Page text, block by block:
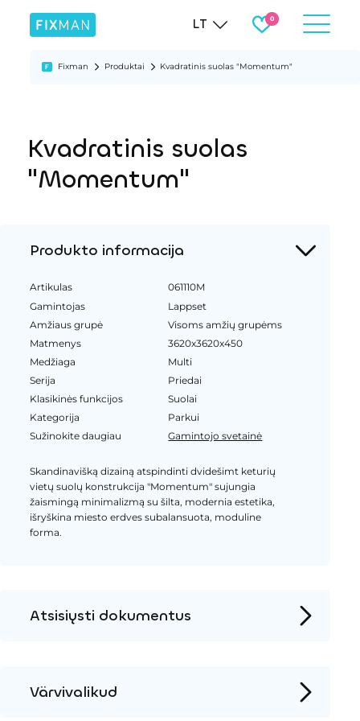
LT
Fixman Produktai Kvadratinis suolas "Momentum"
Kvadratinis suolas
"Momentum"
Produkto informacija
Artikulas
061110M
Gamintojas
Lappset
Amžiaus grupė
Visoms amžių grupėms
Matmenys
3620x3620x450
Medžiaga
Multi
Serija
Priedai
Klasikinės funkcijos
Suolai
Kategorija
Parkui
Sužinokite daugiau
Gamintojo svetainė
Skandinavišką dizainą atspindinti dvidešimt keturių
vietų suolų konstrukcija "Momentum" sujungia
žaismingą minimalizmą su šilta, modernia estetika,
išryškina miesto erdves subalansuota, moduline
forma.
Atsisiųsti dokumentus
Värvivalikud